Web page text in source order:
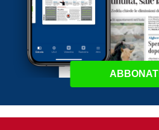
ABBONATI